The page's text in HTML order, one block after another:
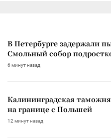
В Петербурге задержали
Смольный собор
6 минут назад
Калининградская
на границе с Польшей
12 минут назад